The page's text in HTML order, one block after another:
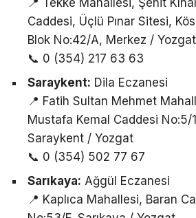
📍 Tekke Mahallesi, Şehit
Caddesi, Üçlü Pınar Sitesi,
Blok No:42/A, Merkez / Yozgat
📞 0 (354) 217 63 63
Saraykent: Dila Eczanesi
📍 Fatih Sultan Mehmet
Mustafa Kemal Caddesi No:5/
Saraykent / Yozgat
📞 0 (354) 502 77 67
Sarıkaya: Ağgül Eczanesi
📍 Kaplıca Mahallesi, Baran